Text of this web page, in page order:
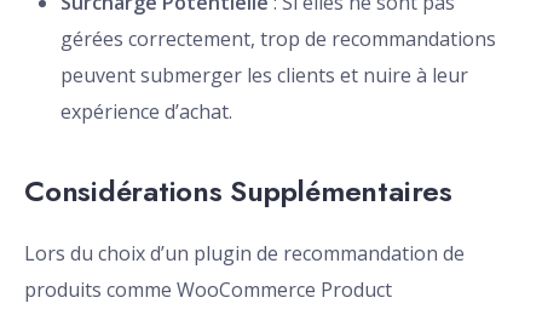
gérées correctement, trop de recommandations
peuvent submerger les clients et nuire à leur
expérience d’achat.
Considérations Supplémentaires
Lors du choix d’un plugin de recommandation de
produits comme WooCommerce Product